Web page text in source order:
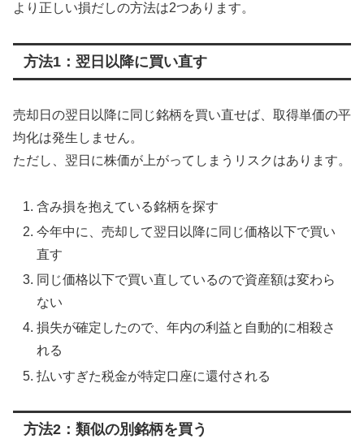
より正しい損だしの方法は2つあります。
方法1：翌日以降に買い直す
売却日の翌日以降に同じ銘柄を買い直せば、取得単価の平
均化は発生しません。
ただし、翌日に株価が上がってしまうリスクはあります。
含み損を抱えている銘柄を探す
今年中に、売却して翌日以降に同じ価格以下で買い
直す
同じ価格以下で買い直しているので資産額は変わら
ない
損失が確定したので、年内の利益と自動的に相殺さ
れる
払いすぎた税金が特定口座に還付される
方法2：類似の別銘柄を買う